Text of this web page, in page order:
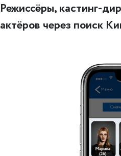
Режиссёры, кастинг-
актёров через поиск